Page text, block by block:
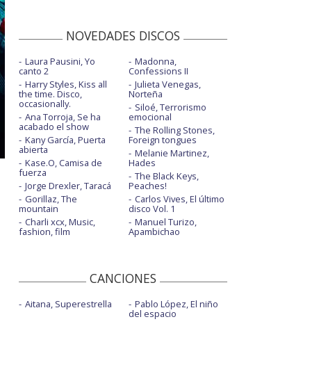
NOVEDADES DISCOS
Laura Pausini, Yo
canto 2
Harry Styles, Kiss all
the time. Disco,
occasionally.
Ana Torroja, Se ha
acabado el show
Kany García, Puerta
abierta
Kase.O, Camisa de
fuerza
Jorge Drexler, Taracá
Gorillaz, The
mountain
Charli xcx, Music,
fashion, film
Madonna,
Confessions II
Julieta Venegas,
Norteña
Siloé, Terrorismo
emocional
The Rolling Stones,
Foreign tongues
Melanie Martinez,
Hades
The Black Keys,
Peaches!
Carlos Vives, El último
disco Vol. 1
Manuel Turizo,
Apambichao
CANCIONES
Aitana, Superestrella Pablo López, El niño
del espacio